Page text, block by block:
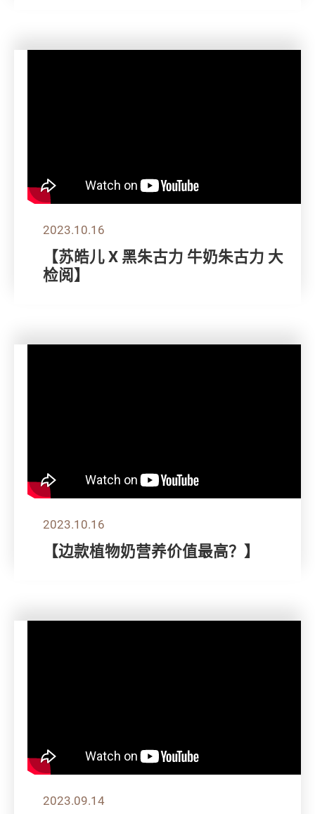
2023.10.16
【苏皓儿 X 黑朱古力 牛奶朱古力 大
检阅】
2023.10.16
【边款植物奶营养价值最高？】
2023.09.14